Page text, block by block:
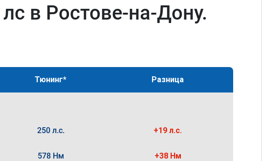
в Ростове-на-Дону.
Тюнинг* Разница
250 л.с. +19 л.с.
578 Нм +38 Нм